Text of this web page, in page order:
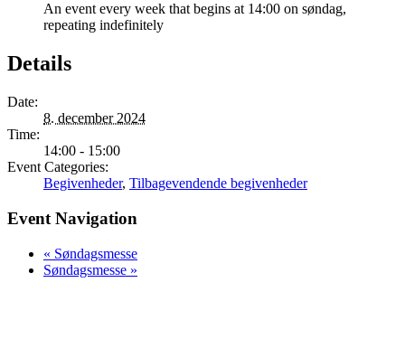
An event every week that begins at 14:00 on søndag,
repeating indefinitely
Details
Date:
8. december 2024
Time:
14:00 - 15:00
Event Categories:
Begivenheder, Tilbagevendende begivenheder
Event Navigation
« Søndagsmesse
Søndagsmesse »